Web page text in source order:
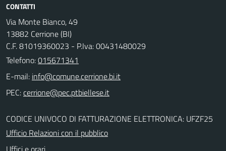
CONTATTI
Via Monte Bianco, 49
13882 Cerrione (BI)
C.F. 81019360023 - P.Iva: 00431480029
Telefono:015671341
E-mail:
PEC:
CODICE UNIVOCO DI FATTURAZIONE ELETTRONICA: UFZF25
Ufficio Relazioni con il pubblico